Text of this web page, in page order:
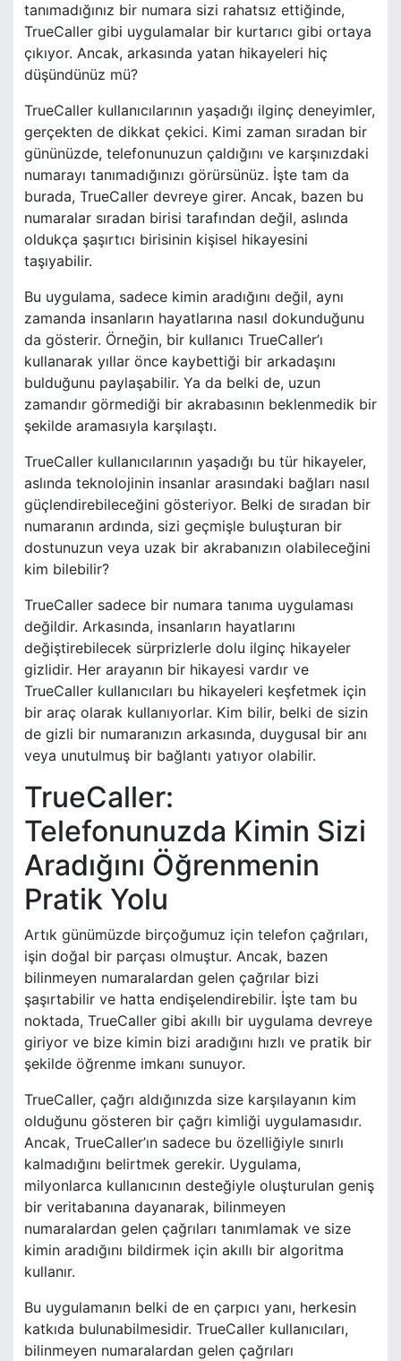
tanımadığınız bir numara sizi rahatsız ettiğinde,
TrueCaller gibi uygulamalar bir kurtarıcı gibi ortaya
çıkıyor. Ancak, arkasında yatan hikayeleri hiç
düşündünüz mü?
TrueCaller kullanıcılarının yaşadığı ilginç deneyimler,
gerçekten de dikkat çekici. Kimi zaman sıradan bir
gününüzde, telefonunuzun çaldığını ve karşınızdaki
numarayı tanımadığınızı görürsünüz. İşte tam da
burada, TrueCaller devreye girer. Ancak, bazen bu
numaralar sıradan birisi tarafından değil, aslında
oldukça şaşırtıcı birisinin kişisel hikayesini
taşıyabilir.
Bu uygulama, sadece kimin aradığını değil, aynı
zamanda insanların hayatlarına nasıl dokunduğunu
da gösterir. Örneğin, bir kullanıcı TrueCaller’ı
kullanarak yıllar önce kaybettiği bir arkadaşını
bulduğunu paylaşabilir. Ya da belki de, uzun
zamandır görmediği bir akrabasının beklenmedik bir
şekilde aramasıyla karşılaştı.
TrueCaller kullanıcılarının yaşadığı bu tür hikayeler,
aslında teknolojinin insanlar arasındaki bağları nasıl
güçlendirebileceğini gösteriyor. Belki de sıradan bir
numaranın ardında, sizi geçmişle buluşturan bir
dostunuzun veya uzak bir akrabanızın olabileceğini
kim bilebilir?
TrueCaller sadece bir numara tanıma uygulaması
değildir. Arkasında, insanların hayatlarını
değiştirebilecek sürprizlerle dolu ilginç hikayeler
gizlidir. Her arayanın bir hikayesi vardır ve
TrueCaller kullanıcıları bu hikayeleri keşfetmek için
bir araç olarak kullanıyorlar. Kim bilir, belki de sizin
de gizli bir numaranızın arkasında, duygusal bir anı
veya unutulmuş bir bağlantı yatıyor olabilir.
TrueCaller:
Telefonunuzda Kimin Sizi
Aradığını Öğrenmenin
Pratik Yolu
Artık günümüzde birçoğumuz için telefon çağrıları,
işin doğal bir parçası olmuştur. Ancak, bazen
bilinmeyen numaralardan gelen çağrılar bizi
şaşırtabilir ve hatta endişelendirebilir. İşte tam bu
noktada, TrueCaller gibi akıllı bir uygulama devreye
giriyor ve bize kimin bizi aradığını hızlı ve pratik bir
şekilde öğrenme imkanı sunuyor.
TrueCaller, çağrı aldığınızda size karşılayanın kim
olduğunu gösteren bir çağrı kimliği uygulamasıdır.
Ancak, TrueCaller’ın sadece bu özelliğiyle sınırlı
kalmadığını belirtmek gerekir. Uygulama,
milyonlarca kullanıcının desteğiyle oluşturulan geniş
bir veritabanına dayanarak, bilinmeyen
numaralardan gelen çağrıları tanımlamak ve size
kimin aradığını bildirmek için akıllı bir algoritma
kullanır.
Bu uygulamanın belki de en çarpıcı yanı, herkesin
katkıda bulunabilmesidir. TrueCaller kullanıcıları,
bilinmeyen numaralardan gelen çağrıları